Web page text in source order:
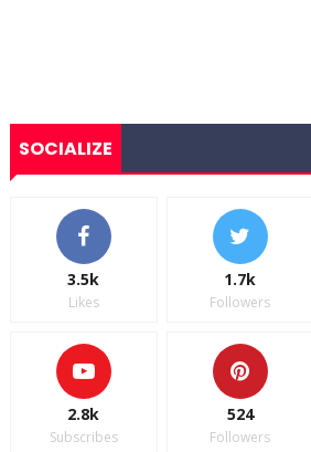
SOCIALIZE
3.5k
Likes
1.7k
Followers
2.8k
Subscribes
524
Followers